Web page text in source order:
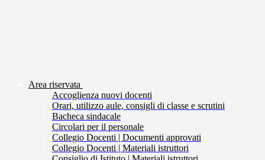
Area riservata
Accoglienza nuovi docenti
Orari, utilizzo aule, consigli di classe e scrutini
Bacheca sindacale
Circolari per il personale
Collegio Docenti | Documenti approvati
Collegio Docenti | Materiali istruttori